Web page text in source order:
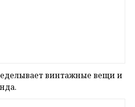
винтажные вещи и